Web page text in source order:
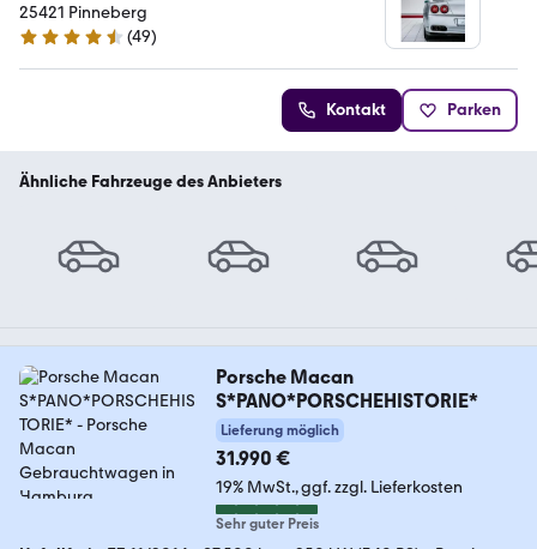
25421 Pinneberg
4.6 Sterne
(49)
Kontakt Parken
Ähnliche Fahrzeuge des Anbieters
Porsche Macan
S*PANO*PORSCHEHISTORIE*
Lieferung möglich
31.990 €
19% MwSt. ggf. zzgl. Lieferkosten
Sehr guter Preis